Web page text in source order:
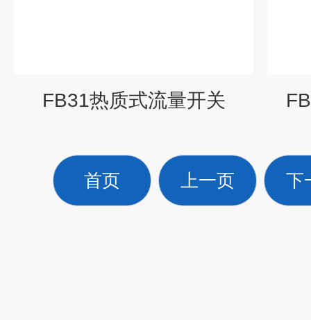
FB31热质式流量开关
首页 上一页 下